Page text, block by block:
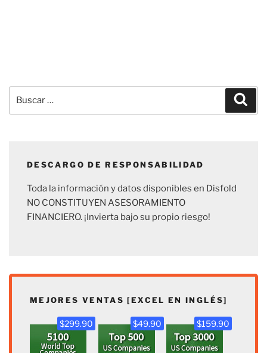
por:
DESCARGO DE RESPONSABILIDAD
Toda la información y datos disponibles en Disfold
NO CONSTITUYEN ASESORAMIENTO
FINANCIERO. ¡Invierta bajo su propio riesgo!
MEJORES VENTAS [EXCEL EN INGLÉS]
$299.90 $49.90 $159.90